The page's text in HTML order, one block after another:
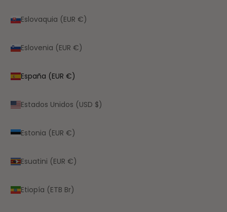
Eslovaquia (EUR €)
Eslovenia (EUR €)
España (EUR €)
Estados Unidos (USD $)
Estonia (EUR €)
Esuatini (EUR €)
Etiopía (ETB Br)